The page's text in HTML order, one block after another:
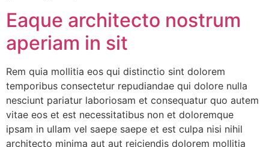
Eaque architecto nostrum
aperiam in sit
Rem quia mollitia eos qui distinctio sint dolorem
temporibus consectetur repudiandae qui dolore nulla
nesciunt pariatur laboriosam et consequatur quo autem
vitae eos et est necessitatibus non et doloremque
ipsam in ullam vel saepe saepe et est culpa nisi nihil
architecto minima aut aut reiciendis dolorem mollitia